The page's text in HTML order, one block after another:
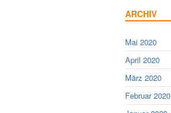
ARCHIV
Mai 2020
April 2020
März 2020
Februar 2020